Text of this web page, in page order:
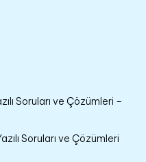
Soruları ve Çözümleri –
Soruları ve Çözümleri